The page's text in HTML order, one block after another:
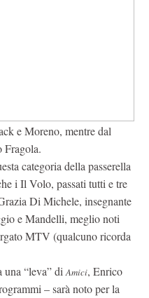
e Moreno, mentre dal
Fragola.
categoria della passerella
i Il Volo, passati tutti e tre
Di Michele, insegnante
e Mandelli, meglio noti
MTV (qualcuno ricorda
una “leva” di Amici, Enrico
– sarà noto per la